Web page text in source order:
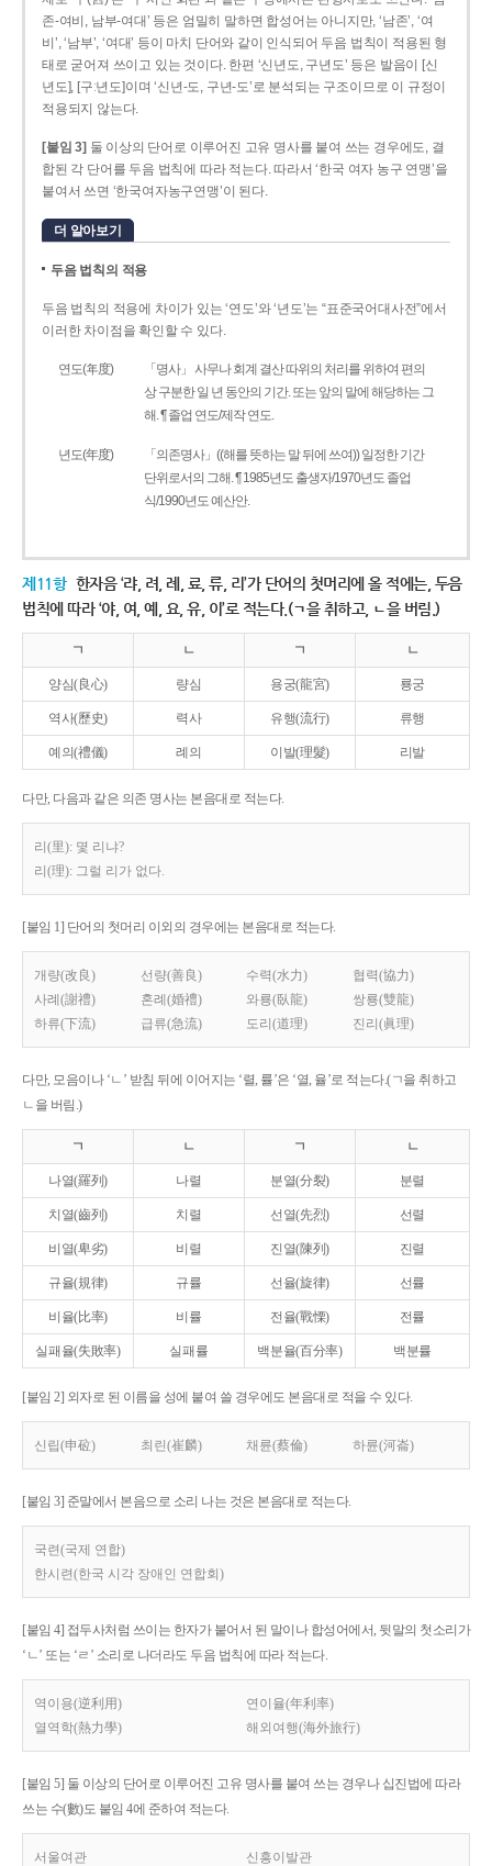
존­-여비, 남부-­여대’ 등은 엄밀히 말하면 합성어는 아니지만, ‘남존’, ‘여
비’, ‘남부’, ‘여대’ 등이 마치 단어와 같이 인식되어 두음 법칙이 적용된 형
태로 굳어져 쓰이고 있는 것이다. 한편 ‘신년도, 구년도’ 등은 발음이 [신
년도], [구ː년도]이며 ‘신년­-도, 구년-­도’로 분석되는 구조이므로 이 규정이
적용되지 않는다.
[붙임 3] 둘 이상의 단어로 이루어진 고유 명사를 붙여 쓰는 경우에도, 결
합된 각 단어를 두음 법칙에 따라 적는다. 따라서 ‘한국 여자 농구 연맹’을
붙여서 쓰면 ‘한국여자농구연맹’이 된다.
더 알아보기
두음 법칙의 적용
두음 법칙의 적용에 차이가 있는 ‘연도’와 ‘년도’는 “표준국어대사전”에서
이러한 차이점을 확인할 수 있다.
연도(年度)
「명사」 사무나 회계 결산 따위의 처리를 위하여 편의
상 구분한 일 년 동안의 기간. 또는 앞의 말에 해당하는 그
해. ¶ 졸업 연도/제작 연도.
년도(年度)
「의존명사」((해를 뜻하는 말 뒤에 쓰여)) 일정한 기간
단위로서의 그해. ¶ 1985년도 출생자/1970년도 졸업
식/1990년도 예산안.
제11항 한자음 ‘랴, 려, 례, 료, 류, 리’가 단어의 첫머리에 올 적에는, 두음
법칙에 따라 ‘야, 여, 예, 요, 유, 이’로 적는다.(ㄱ을 취하고, ㄴ을 버림.)
ㄱ ㄴ ㄱ ㄴ
양심(良心) 량심 용궁(龍宮) 룡궁
역사(歷史) 력사 유행(流行) 류행
예의(禮儀) 례의 이발(理髮) 리발
다만, 다음과 같은 의존 명사는 본음대로 적는다.
리(里): 몇 리냐?
리(理): 그럴 리가 없다.
[붙임 1] 단어의 첫머리 이외의 경우에는 본음대로 적는다.
개량(改良) 선량(善良) 수력(水力)
협력(協力)
사례(謝禮)
혼례(婚禮) 와룡(臥龍)
쌍룡(雙龍)
하류(下流)
급류(急流) 도리(道理) 진리(眞理)
다만, 모음이나 ‘ㄴ’ 받침 뒤에 이어지는 ‘렬, 률’은 ‘열, 율’로 적는다.(ㄱ을 취하고
ㄴ을 버림.)
ㄱ ㄴ ㄱ ㄴ
나열(羅列) 나렬 분열(分裂) 분렬
치열(齒列) 치렬 선열(先烈) 선렬
비열(卑劣) 비렬 진열(陳列) 진렬
규율(規律) 규률 선율(旋律) 선률
비율(比率) 비률 전율(戰慄) 전률
실패율(失敗率) 실패률 백분율(百分率) 백분률
[붙임 2] 외자로 된 이름을 성에 붙여 쓸 경우에도 본음대로 적을 수 있다.
신립(申砬) 최린(崔麟) 채륜(蔡倫) 하륜(河崙)
[붙임 3] 준말에서 본음으로 소리 나는 것은 본음대로 적는다.
국련(국제 연합)
한시련(한국 시각 장애인 연합회)
[붙임 4] 접두사처럼 쓰이는 한자가 붙어서 된 말이나 합성어에서, 뒷말의 첫소리가
‘ㄴ’ 또는 ‘ㄹ’ 소리로 나더라도 두음 법칙에 따라 적는다.
역이용(逆利用)
연이율(年利率)
열역학(熱力學)
해외여행(海外旅行)
[붙임 5] 둘 이상의 단어로 이루어진 고유 명사를 붙여 쓰는 경우나 십진법에 따라
쓰는 수(數)도 붙임 4에 준하여 적는다.
서울여관 신흥이발관